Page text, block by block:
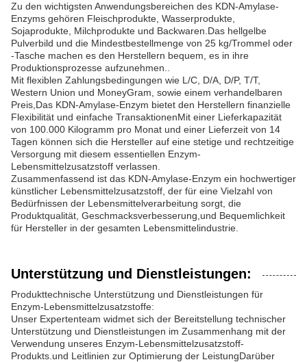
Zu den wichtigsten Anwendungsbereichen des KDN-Amylase-
Enzyms gehören Fleischprodukte, Wasserprodukte,
Sojaprodukte, Milchprodukte und Backwaren.Das hellgelbe
Pulverbild und die Mindestbestellmenge von 25 kg/Trommel oder
-Tasche machen es den Herstellern bequem, es in ihre
Produktionsprozesse aufzunehmen..
Mit flexiblen Zahlungsbedingungen wie L/C, D/A, D/P, T/T,
Western Union und MoneyGram, sowie einem verhandelbaren
Preis,Das KDN-Amylase-Enzym bietet den Herstellern finanzielle
Flexibilität und einfache TransaktionenMit einer Lieferkapazität
von 100.000 Kilogramm pro Monat und einer Lieferzeit von 14
Tagen können sich die Hersteller auf eine stetige und rechtzeitige
Versorgung mit diesem essentiellen Enzym-
Lebensmittelzusatzstoff verlassen.
Zusammenfassend ist das KDN-Amylase-Enzym ein hochwertiger
künstlicher Lebensmittelzusatzstoff, der für eine Vielzahl von
Bedürfnissen der Lebensmittelverarbeitung sorgt, die
Produktqualität, Geschmacksverbesserung,und Bequemlichkeit
für Hersteller in der gesamten Lebensmittelindustrie.
Unterstützung und Dienstleistungen:
Produkttechnische Unterstützung und Dienstleistungen für
Enzym-Lebensmittelzusatzstoffe:
Unser Expertenteam widmet sich der Bereitstellung technischer
Unterstützung und Dienstleistungen im Zusammenhang mit der
Verwendung unseres Enzym-Lebensmittelzusatzstoff-
Produkts.und Leitlinien zur Optimierung der LeistungDarüber